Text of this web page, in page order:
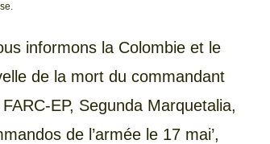
informons la Colombie et le
de la mort du commandant
EP, Segunda Marquetalia,
de l’armée le 17 mai’,